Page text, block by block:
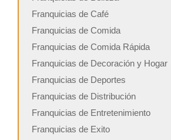
Franquicias de Café
Franquicias de Comida
Franquicias de Comida Rápida
Franquicias de Decoración y Hogar
Franquicias de Deportes
Franquicias de Distribución
Franquicias de Entretenimiento
Franquicias de Exito